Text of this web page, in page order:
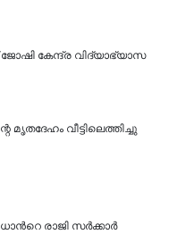
ജോഷി കേന്ദ്ര വിദ്യാഭ്യാസ
മൃതദേഹം വീട്ടിലെത്തിച്ചു
രാജി സർക്കാർ